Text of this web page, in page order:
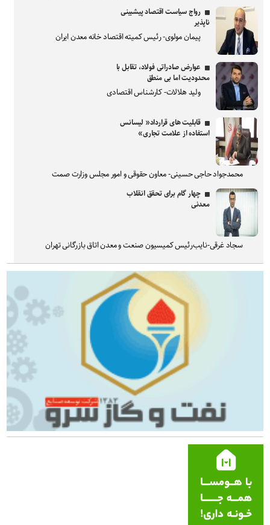
رواج سیاست اقتصاد پیشبینی
ناپذیر
پیمان مولوی- رئیس کمیته اقتصاد خانه معدن ایران
عوارض صادراتی فولاد، تقابل با
محدودیت اما بی منطق
ولید هلالات- کارشناس اقتصادی
قابلیت های قرارداد« لیسانس
استفاده از علامت تجاری»
محمدجواد حاجی حسینی- معاون حقوقی و امور مجلس وزارت صمت
چهار گام برای تحقق انقلاب
معدنی
سجاد غرقی-نایب‌رئیس کمیسیون صنعت و معدن اتاق بازرگانی تهران